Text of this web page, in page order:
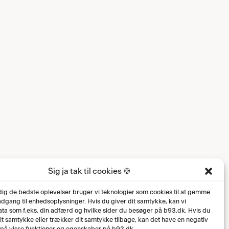
Sig ja tak til cookies 🍪
de bedste oplevelser bruger vi teknologier som cookies til at gemme
til enhedsoplysninger. Hvis du giver dit samtykke, kan vi
som f.eks. din adfærd og hvilke sider du besøger på b93.dk. Hvis du
samtykke eller trækker dit samtykke tilbage, kan det have en negativ